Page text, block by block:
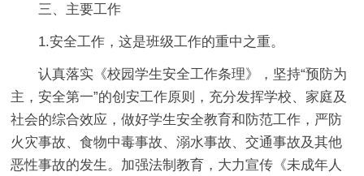
三、主要工作
1.安全工作，这是班级工作的重中之重。
认真落实《校园学生安全工作条理》，坚持“预防为
主，安全第一”的创安工作原则，充分发挥学校、家庭及
社会的综合效应，做好学生安全教育和防范工作，严防
火灾事故、食物中毒事故、溺水事故、交通事故及其他
恶性事故的发生。加强法制教育，大力宣传《未成年人